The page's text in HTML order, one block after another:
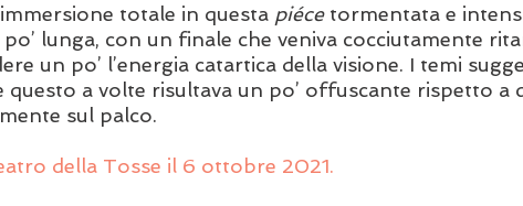
totale in questa piéce tormentata e
lunga, con un finale che veniva cocciutamente
un po’ l’energia catartica della visione. I temi
a volte risultava un po’ offuscante rispetto a
sul palco.
della Tosse il 6 ottobre 2021.